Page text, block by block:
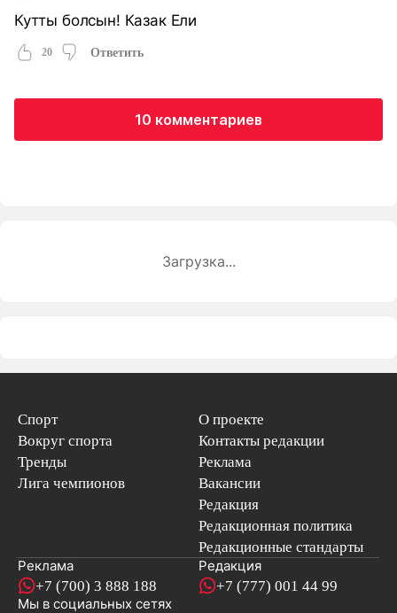
Кутты болсын! Казак Ели
20 Ответить
10 комментариев
Загрузка...
Спорт
Вокруг спорта
Тренды
Лига чемпионов
О проекте
Контакты редакции
Реклама
Вакансии
Редакция
Редакционная политика
Редакционные стандарты
Реклама
+7 (700) 3 888 188
Редакция
+7 (777) 001 44 99
Мы в социальных сетях